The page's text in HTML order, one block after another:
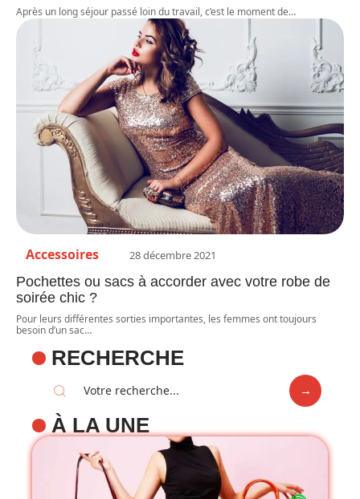
Après un long séjour passé loin du travail, c’est le moment de…
Accessoires 28 décembre 2021
Pochettes ou sacs à accorder avec votre robe de
soirée chic ?
Pour leurs différentes sorties importantes, les femmes ont toujours
besoin d’un sac…
RECHERCHE
À LA UNE